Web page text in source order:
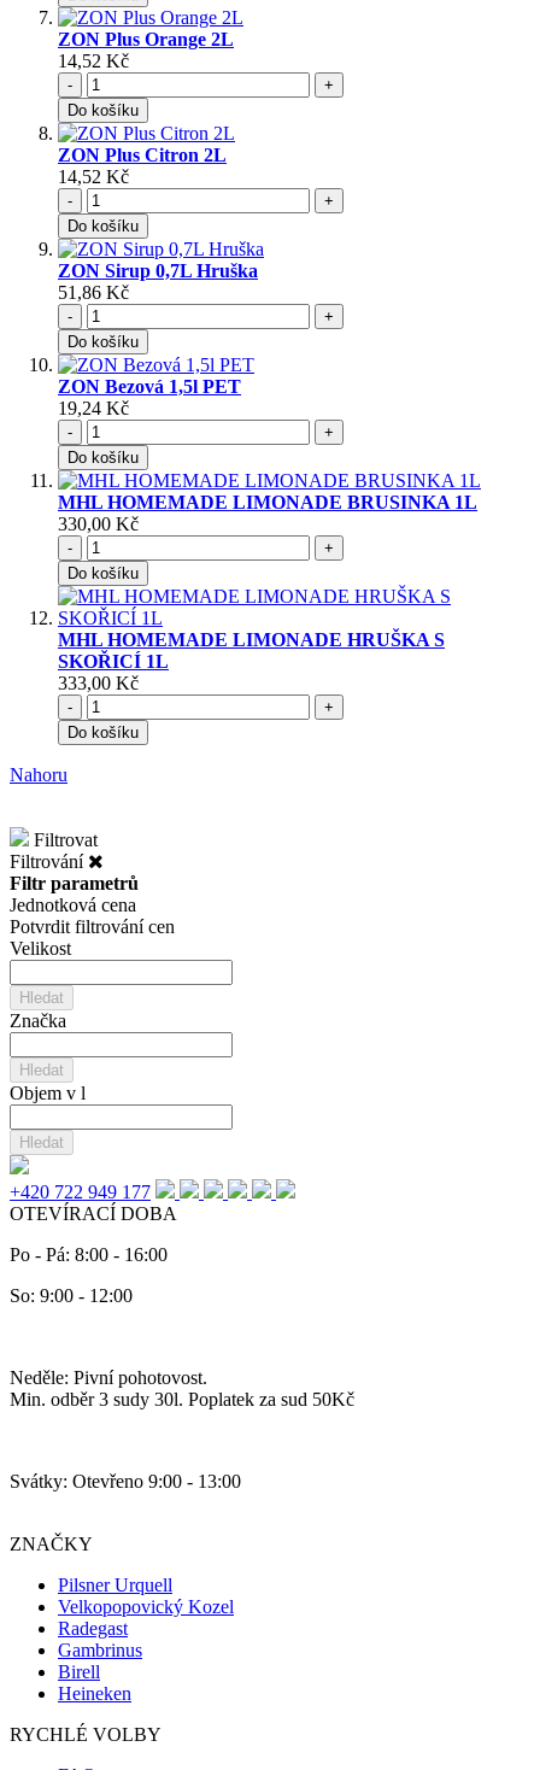
ZON Plus Orange 2L
14,52 Kč
-
+
Do košíku
ZON Plus Citron 2L
14,52 Kč
-
+
Do košíku
ZON Sirup 0,7L Hruška
51,86 Kč
-
+
Do košíku
ZON Bezová 1,5l PET
19,24 Kč
-
+
Do košíku
MHL HOMEMADE LIMONADE BRUSINKA 1L
330,00 Kč
-
+
Do košíku
MHL HOMEMADE LIMONADE HRUŠKA S
SKOŘICÍ 1L
333,00 Kč
-
+
Do košíku
Nahoru
Filtrovat
Filtrování
Filtr parametrů
Jednotková cena
Potvrdit filtrování cen
Velikost
Hledat
Značka
Hledat
Objem v l
Hledat
+420 722 949 177
OTEVÍRACÍ DOBA
Po - Pá: 8:00 - 16:00
So: 9:00 - 12:00
Neděle: Pivní pohotovost.
Min. odběr 3 sudy 30l. Poplatek za sud 50Kč
Svátky: Otevřeno 9:00 - 13:00
ZNAČKY
Pilsner Urquell
Velkopopovický Kozel
Radegast
Gambrinus
Birell
Heineken
RYCHLÉ VOLBY